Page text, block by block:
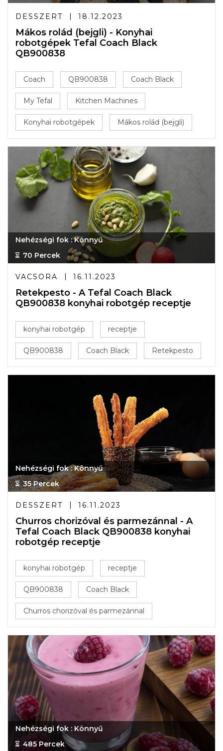
DESSZERT 18.12.2023
Mákos rolád (bejgli) - Konyhai
robotgépek Tefal Coach Black
QB900838
Coach QB900838 Coach Black
My Tefal Kitchen Machines
Konyhai robotgépek Mákos rolád (bejgli)
Nehézségi fok : Könnyű
70 Percek
VACSORA 16.11.2023
Retekpesto - A Tefal Coach Black
QB900838 konyhai robotgép receptje
konyhai robotgép receptje
QB900838 Coach Black Retekpesto
Nehézségi fok : Könnyű
35 Percek
DESSZERT 16.11.2023
Churros chorizóval és parmezánnal - A
Tefal Coach Black QB900838 konyhai
robotgép receptje
konyhai robotgép receptje
QB900838 Coach Black
Churros chorizóval és parmezánnal
Nehézségi fok : Könnyű
485 Percek